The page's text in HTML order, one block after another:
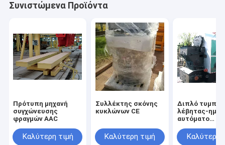
Συνιστώμενα Προϊόντα
Πρότυπη μηχανή
συγχώνευσης
φραγμών AAC
Καλύτερη τιμή
Συλλέκτης σκόνης
κυκλώνων CE
Καλύτερη τιμή
Διπλό
λέβητας-ημι-
αυτόματο
νερού
σωλήνας
Καλύτερη